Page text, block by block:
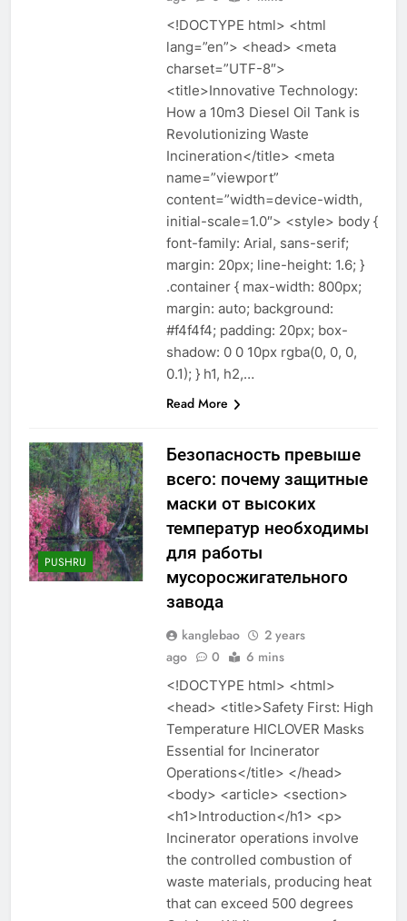
<!DOCTYPE html> <html
lang=”en”> <head> <meta
charset=”UTF-8″>
<title>Innovative Technology:
How a 10m3 Diesel Oil Tank is
Revolutionizing Waste
Incineration</title> <meta
name=”viewport”
content=”width=device-width,
initial-scale=1.0″> <style> body {
font-family: Arial, sans-serif;
margin: 20px; line-height: 1.6; }
.container { max-width: 800px;
margin: auto; background:
#f4f4f4; padding: 20px; box-
shadow: 0 0 10px rgba(0, 0, 0,
0.1); } h1, h2,…
Read More
PUSHRU
Безопасность превыше
всего: почему защитные
маски от высоких
температур необходимы
для работы
мусоросжигательного
завода
kanglebao
2 years
ago
0 6 mins
<!DOCTYPE html> <html>
<head> <title>Safety First: High
Temperature HICLOVER Masks
Essential for Incinerator
Operations</title> </head>
<body> <article> <section>
<h1>Introduction</h1> <p>
Incinerator operations involve
the controlled combustion of
waste materials, producing heat
that can exceed 500 degrees